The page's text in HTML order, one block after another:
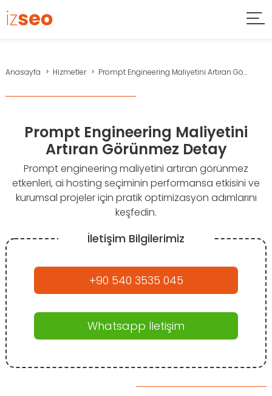
Anasayfa Hizmetler Prompt Engineering Maliyetini Artıran Gö...
Prompt Engineering Maliyetini
Artıran Görünmez Detay
Prompt engineering maliyetini artıran görünmez
etkenleri, ai hosting seçiminin performansa etkisini ve
kurumsal projeler için pratik optimizasyon adımlarını
keşfedin.
İletişim Bilgilerimiz
+90 540 3535 045
Whatsapp İletişim